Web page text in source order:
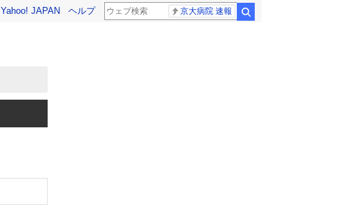
Yahoo! JAPAN ヘルプ 京大病院 速報